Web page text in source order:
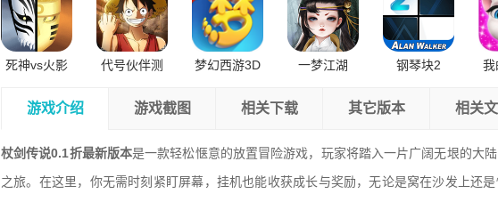
死神vs火影
代号伙伴测
梦幻西游3D
一梦江湖 钢琴块2 我
游戏介绍 游戏截图 相关下载 其它版本 相关
杖剑传说0.1折最新版本是一款轻松惬意的放置冒险游戏，玩家将踏入一片广阔无垠的大
之旅。在这里，你无需时刻紧盯屏幕，挂机也能收获成长与奖励，无论是窝在沙发上还